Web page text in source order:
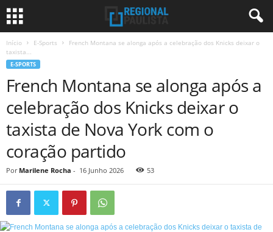
Início E-Sports
French Montana se alonga após a celebração dos Knicks deixar o
taxista...
E-SPORTS
French Montana se alonga após a
celebração dos Knicks deixar o
taxista de Nova York com o
coração partido
Por Marilene Rocha - 16 Junho 2026 53